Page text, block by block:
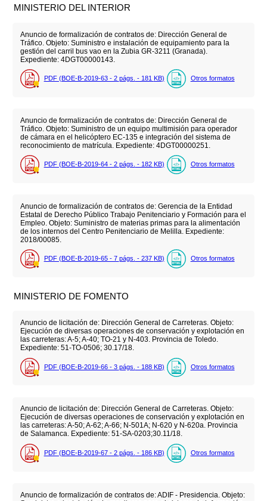
MINISTERIO DEL INTERIOR
Anuncio de formalización de contratos de: Dirección General de
Tráfico. Objeto: Suministro e instalación de equipamiento para la
gestión del carril bus vao en la Zubia GR-3211 (Granada).
Expediente: 4DGT00000143.
PDF (BOE-B-2019-63 - 2 págs. - 181 KB) Otros formatos
Anuncio de formalización de contratos de: Dirección General de
Tráfico. Objeto: Suministro de un equipo multimisión para operador
de cámara en el helicóptero EC-135 e integración del sistema de
reconocimiento de matrícula. Expediente: 4DGT00000251.
PDF (BOE-B-2019-64 - 2 págs. - 182 KB) Otros formatos
Anuncio de formalización de contratos de: Gerencia de la Entidad
Estatal de Derecho Público Trabajo Penitenciario y Formación para el
Empleo. Objeto: Suministro de materias primas para la alimentación
de los internos del Centro Penitenciario de Melilla. Expediente:
2018/00085.
PDF (BOE-B-2019-65 - 7 págs. - 237 KB) Otros formatos
MINISTERIO DE FOMENTO
Anuncio de licitación de: Dirección General de Carreteras. Objeto:
Ejecución de diversas operaciones de conservación y explotación en
las carreteras: A-5; A-40; TO-21 y N-403. Provincia de Toledo.
Expediente: 51-TO-0506; 30.17/18.
PDF (BOE-B-2019-66 - 3 págs. - 188 KB) Otros formatos
Anuncio de licitación de: Dirección General de Carreteras. Objeto:
Ejecución de diversas operaciones de conservación y explotación en
las carreteras: A-50; A-62; A-66; N-501A; N-620 y N-620a. Provincia
de Salamanca. Expediente: 51-SA-0203;30.11/18.
PDF (BOE-B-2019-67 - 2 págs. - 186 KB) Otros formatos
Anuncio de formalización de contratos de: ADIF - Presidencia. Objeto: